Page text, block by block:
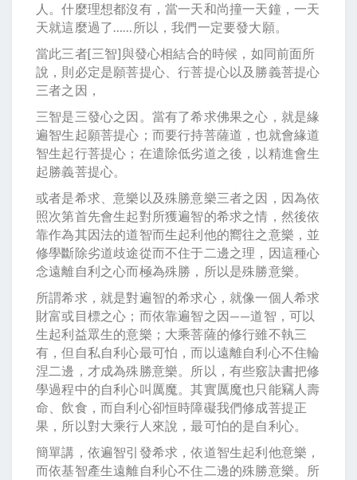
人。什麼理想都沒有，當一天和尚撞一天鐘，一天
天就這麼過了……所以，我們一定要發大願。
當此三者[三智]與發心相結合的時候，如同前面所
說，則必定是願菩提心、行菩提心以及勝義菩提心
三者之因，
三智是三發心之因。當有了希求佛果之心，就是緣
遍智生起願菩提心；而要行持菩薩道，也就會緣道
智生起行菩提心；在遣除低劣道之後，以精進會生
起勝義菩提心。
或者是希求、意樂以及殊勝意樂三者之因，因為依
照次第首先會生起對所獲遍智的希求之情，然後依
靠作為其因法的道智而生起利他的嚮往之意樂，並
修學斷除劣道歧途從而不住于二邊之理，因這種心
念遠離自利之心而極為殊勝，所以是殊勝意樂。
所謂希求，就是對遍智的希求心，就像一個人希求
財富或目標之心；而依靠遍智之因——道智，可以
生起利益眾生的意樂；大乘菩薩的修行雖不執三
有，但自私自利心最可怕，而以遠離自利心不住輪
涅二邊，才成為殊勝意樂。所以，有些竅訣書把修
學過程中的自利心叫厲魔。其實厲魔也只能竊人壽
命、飲食，而自利心卻恒時障礙我們修成菩提正
果，所以對大乘行人來說，最可怕的是自利心。
簡單講，依遍智引發希求，依道智生起利他意樂，
而依基智產生遠離自利心不住二邊的殊勝意樂。所